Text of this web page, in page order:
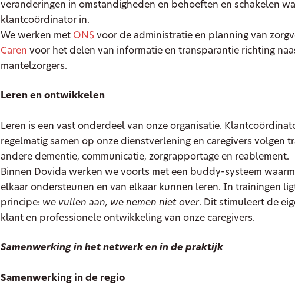
veranderingen in omstandigheden en behoeften en schakelen
klantcoördinator in.
We werken met ONS voor de administratie en planning van
Caren voor het delen van informatie en transparantie richting
mantelzorgers.
Leren en ontwikkelen
Leren is een vast onderdeel van onze organisatie.
regelmatig samen op onze dienstverlening en caregivers volgen
andere dementie, communicatie, zorgrapportage en reablement.
Binnen Dovida werken we voorts met een buddy-systeem
elkaar ondersteunen en van elkaar kunnen leren. In trainingen
principe: we vullen aan, we nemen niet over. Dit stimuleert de
klant en professionele ontwikkeling van onze caregivers.
Samenwerking in het netwerk en in de praktijk
Samenwerking in de regio